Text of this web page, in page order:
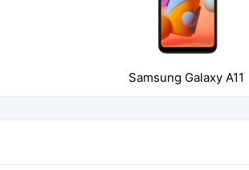
Samsung Galaxy A11